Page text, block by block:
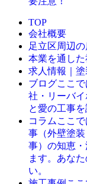
TOP
会社概要
足立区周辺
本業を通し
求人情報｜塗
ブログここ
社・リーバ
と愛の工事を
コラム ここ
事（外壁塗
事）の知恵
ます。あな
い。